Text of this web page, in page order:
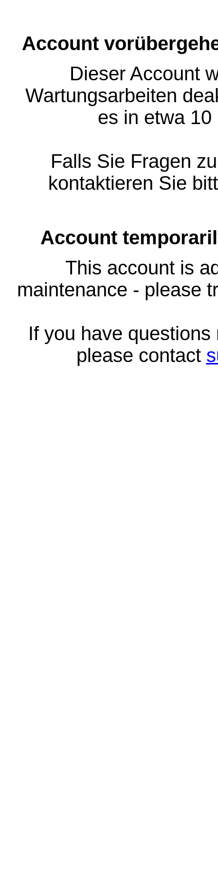
Account
Dieser Account
Wartungsarbeiten
es in etwa
Falls Sie Fragen
kontaktieren Sie
Account
This account is
maintenance - please
If you have
please contact